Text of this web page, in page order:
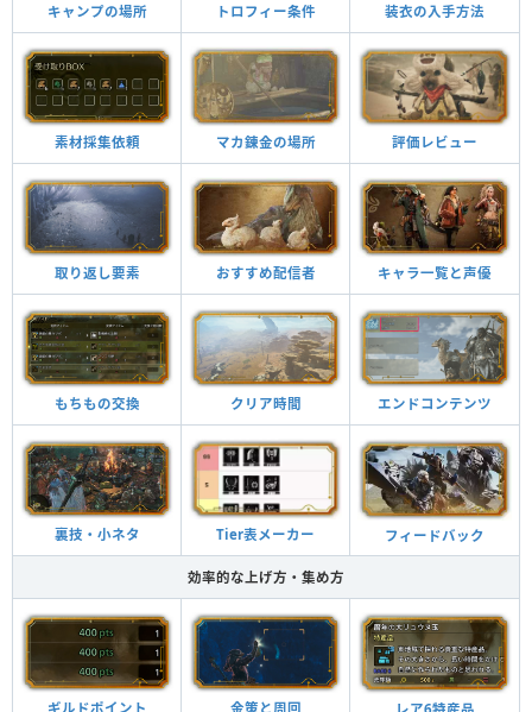
キャンプの場所 トロフィー条件 装衣の入手方法
素材採集依頼 マカ錬金の場所 評価レビュー
取り返し要素 おすすめ配信者 キャラ一覧と声優
もちもの交換 クリア時間 エンドコンテンツ
裏技・小ネタ Tier表メーカー フィードバック
効率的な上げ方・集め方
ギルドポイント 金策と周回